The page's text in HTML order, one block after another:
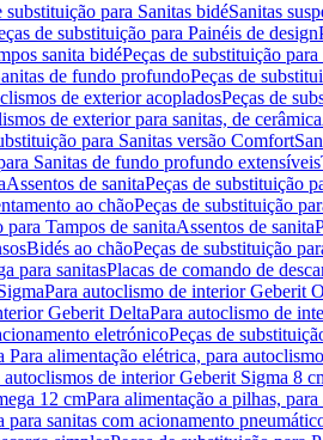
substituição para Sanitas bidéSanitas
de substituição para Painéis de design
sanita bidéPeças de substituição
de fundo profundoPeças de
de exterior acopladosPeças de
de exterior para sanitas, de cerâmica
para Sanitas versão Comfort
Sanitas de fundo profundo extensíveis
Assentos de sanitaPeças de substituição
ao chãoPeças de substituição
para Tampos de sanitaAssentos de sanita
Bidés ao chãoPeças de substituição
para sanitasPlacas de comando de
Para autoclismo de interior Geberit
Geberit DeltaPara autoclismo de
eletrónicoPeças de
Para alimentação elétrica, para
autoclismos de interior Geberit Sigma 8
12 cmPara alimentação a pilhas,
para sanitas com acionamento